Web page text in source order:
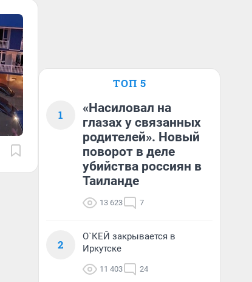
ТОП 5
1
«Насиловал на
глазах у связанных
родителей». Новый
поворот в деле
убийства россиян в
Таиланде
13 623 7
2
О`КЕЙ закрывается в
Иркутске
11 403 24